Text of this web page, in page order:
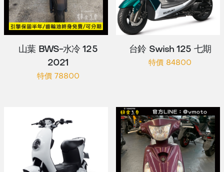
山葉 BWS-水冷 125
2021
特價 78800
台鈴 Swish 125 七期
特價 84800